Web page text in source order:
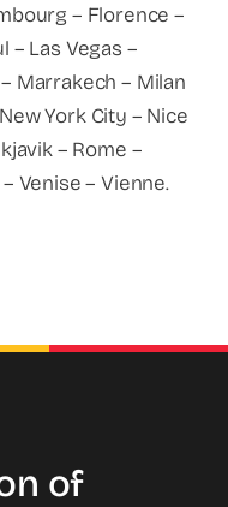
– Florence –
– Las Vegas –
Marrakech – Milan
York City – Nice
– Rome –
Venise – Vienne.
of